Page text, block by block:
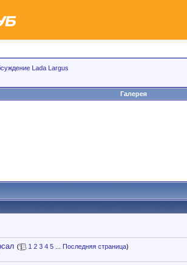
Lada Largus
Галерея
( 1 2 3 4 5 Последняя страница)